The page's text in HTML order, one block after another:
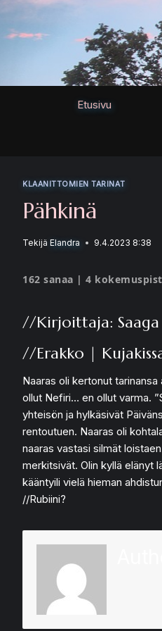
Siirry
Etusivu
KLAANITTOMIEN TARINAT
Pähkinä
Tekijä Elandra 9.4.2023 8:38
162 sanaa | 4
//Kirjoittaja: Saaga
//Erakko |
Naaras oli kertonut
ollut Nefiri… en ollut varma.
yhteisön ja hylkäsivät
rentoutuen. Naaras oli
naaras vastasi silmät
merkitsivät. Olin kyllä elänyt
kääntyili vielä hieman
//Rubiini?